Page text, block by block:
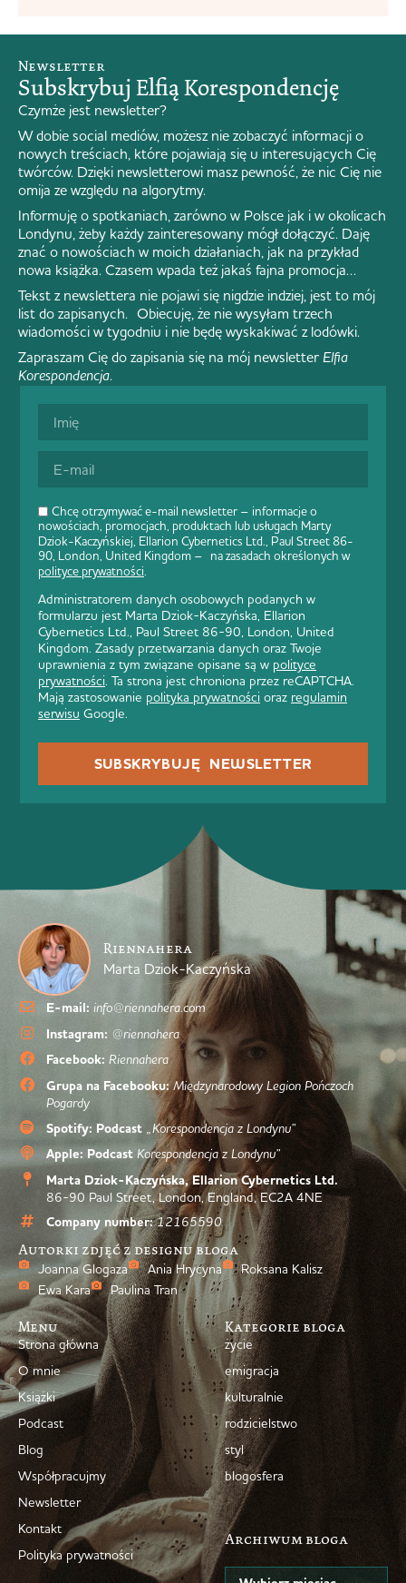
Chcę otrzymywać e-mail newsletter – informacje o
nowościach, promocjach, produktach lub usługach Marty
Dziok-Kaczyńskiej, Ellarion Cybernetics Ltd., Paul Street 86-
90, London, United Kingdom – na zasadach określonych w
polityce prywatności.
Administratorem danych osobowych podanych w
formularzu jest Marta Dziok-Kaczyńska, Ellarion
Cybernetics Ltd., Paul Street 86-90, London, United
Kingdom. Zasady przetwarzania danych oraz Twoje
uprawnienia z tym związane opisane są w polityce
prywatności. Ta strona jest chroniona przez reCAPTCHA.
Mają zastosowanie polityka prywatności oraz regulamin
serwisu Google.
SUBSKRYBUJĘ NEWSLETTER
Newsletter
Subskrybuj Elfią Korespondencję
Czymże jest newsletter?
W dobie social mediów, możesz nie zobaczyć informacji o
nowych treściach, które pojawiają się u interesujących Cię
twórców. Dzięki newsletterowi masz pewność, że nic Cię nie
omija ze względu na algorytmy.
Informuję o spotkaniach, zarówno w Polsce jak i w okolicach
Londynu, żeby każdy zainteresowany mógł dołączyć. Daję
znać o nowościach w moich działaniach, jak na przykład
nowa książka. Czasem wpada też jakaś fajna promocja…
Tekst z newslettera nie pojawi się nigdzie indziej, jest to mój
list do zapisanych. Obiecuję, że nie wysyłam trzech
wiadomości w tygodniu i nie będę wyskakiwać z lodówki.
Zapraszam Cię do zapisania się na mój newsletter Elfia
Korespondencja.
Riennahera
Marta Dziok-Kaczyńska
E-mail: info@riennahera.com
Instagram: @riennahera
Facebook: Riennahera
Grupa na Facebooku: Międzynarodowy Legion Pończoch
Pogardy
Spotify: Podcast „Korespondencja z Londynu”
Apple: Podcast Korespondencja z Londynu”
Marta Dziok-Kaczyńska, Ellarion Cybernetics Ltd.
86-90 Paul Street, London, England, EC2A 4NE
Company number: 12165590
Autorki zdjęć z designu bloga
Joanna Glogaza Ania Hrycyna
Roksana Kalisz
Ewa Kara
Paulina Tran
Menu
Strona główna
O mnie
Książki
Podcast
Blog
Współpracujmy
Newsletter
Kontakt
Polityka prywatności
Kategorie bloga
życie
emigracja
kulturalnie
rodzicielstwo
styl
blogosfera
Archiwum bloga